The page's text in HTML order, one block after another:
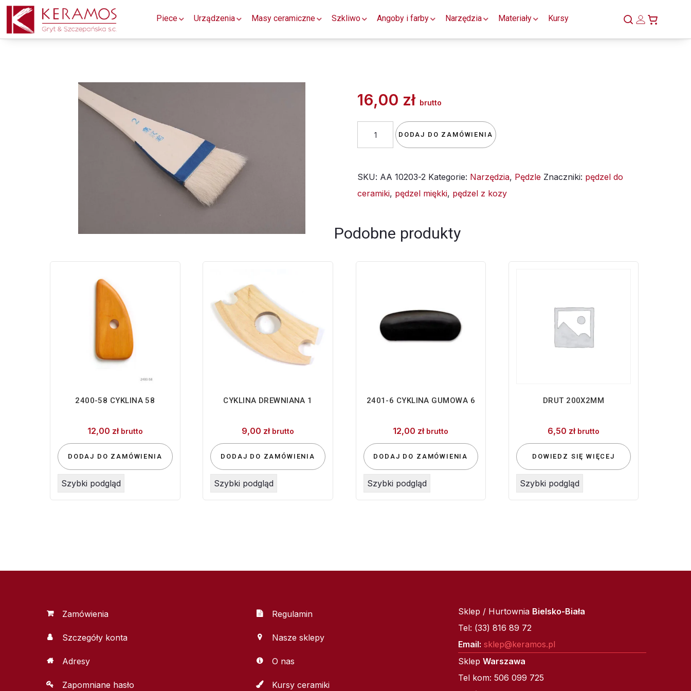
Piece Urządzenia Masy ceramiczne Szkliwo Angoby i farby Narzędzia Materiały Kursy
16,00 zł brutto
PĘDZEL
KOZY
MIĘKKI
5cm
DODAJ DO ZAMÓWIENIA
SKU: AA 10203-2 Kategorie: Narzędzia, Pędzle Znaczniki: pędzel do
ceramiki, pędzel miękki, pędzel z kozy
Podobne produkty
2400-58 CYKLINA 58
12,00 zł brutto
DODAJ DO ZAMÓWIENIA
Szybki podgląd
CYKLINA DREWNIANA 1
9,00 zł brutto
DODAJ DO ZAMÓWIENIA
Szybki podgląd
2401-6 CYKLINA GUMOWA 6
12,00 zł brutto
DODAJ DO ZAMÓWIENIA
Szybki podgląd
DRUT 200X2MM
6,50 zł brutto
DOWIEDZ SIĘ WIĘCEJ
Szybki podgląd
Zamówienia
Szczegóły konta
Adresy
Zapomniane hasło
Regulamin
Nasze sklepy
O nas
Kursy ceramiki
Sklep / Hurtownia Bielsko-Biała
Tel: (33) 816 89 72
Email: sklep@keramos.pl
Sklep Warszawa
Tel kom: 506 099 725